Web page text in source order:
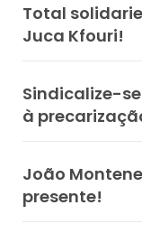
Total
Juca Kfouri!
Sindicalize-
à
João
presente!